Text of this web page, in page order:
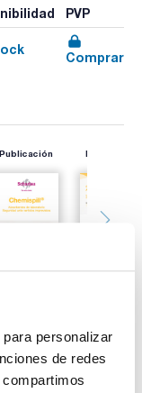
personalizar
de redes
PVP
Comprar
Publicación Publicación